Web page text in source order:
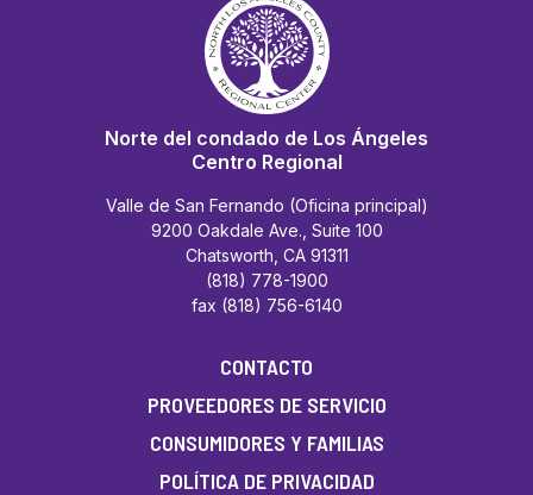
Norte del condado de Los Ángeles
Centro Regional
Valle de San Fernando (Oficina principal)
9200 Oakdale Ave., Suite 100
Chatsworth, CA 91311
(818) 778-1900
fax (818) 756-6140
CONTACTO
PROVEEDORES DE SERVICIO
CONSUMIDORES Y FAMILIAS
POLÍTICA DE PRIVACIDAD